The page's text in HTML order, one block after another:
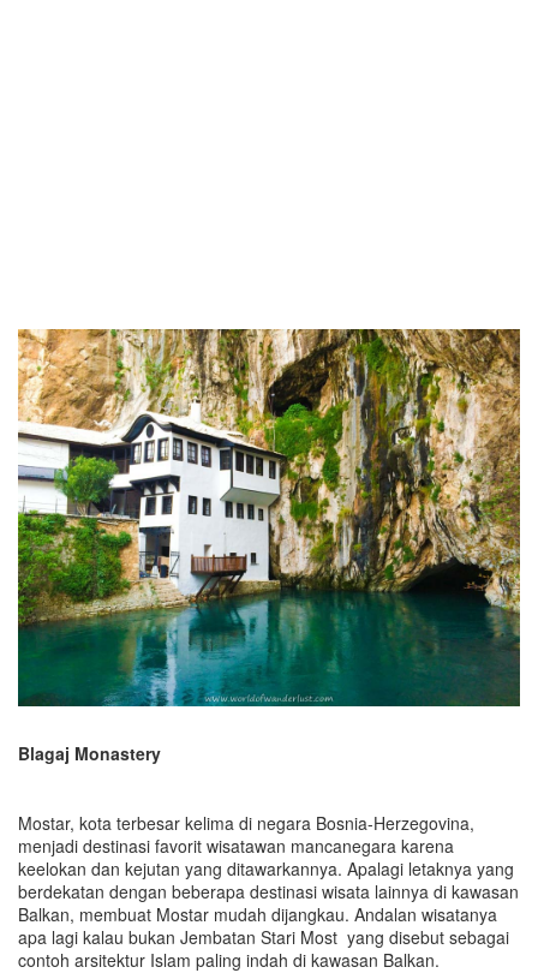
Blagaj Monastery
Mostar, kota terbesar kelima di negara Bosnia-Herzegovina,
menjadi destinasi favorit wisatawan mancanegara karena
keelokan dan kejutan yang ditawarkannya. Apalagi letaknya yang
berdekatan dengan beberapa destinasi wisata lainnya di kawasan
Balkan, membuat Mostar mudah dijangkau. Andalan wisatanya
apa lagi kalau bukan Jembatan Stari Most yang disebut sebagai
contoh arsitektur Islam paling indah di kawasan Balkan.